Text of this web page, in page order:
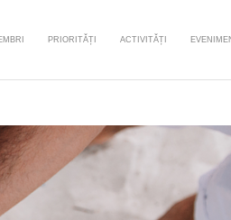
PRIORITĂȚI ACTIVITĂȚI